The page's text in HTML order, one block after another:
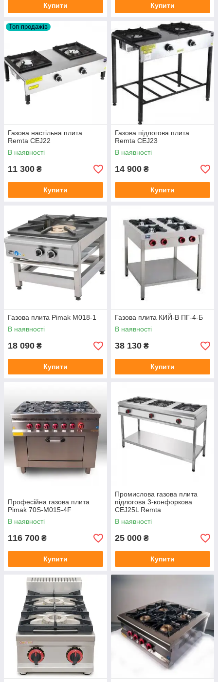
Купити Купити
Топ продажів
Газова настільна плита
Remta CEJ22
В наявності
11 300 ₴
Купити
Газова підлогова плита
Remta CEJ23
В наявності
14 900 ₴
Купити
Газова плита Pimak М018-1
В наявності
18 090 ₴
Купити
Газова плита КИЙ-В ПГ-4-Б
В наявності
38 130 ₴
Купити
Професійна газова плита
Pimak 70S-M015-4F
В наявності
116 700 ₴
Купити
Промислова газова плита
підлогова 3-конфоркова
CEJ25L Remta
В наявності
25 000 ₴
Купити